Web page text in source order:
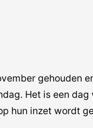
gehouden
Het is een
hun inzet wordt